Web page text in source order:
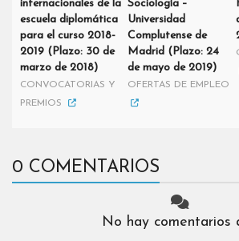
internacionales de la
escuela diplomática
para el curso 2018-
2019 (Plazo: 30 de
marzo de 2018)
CONVOCATORIAS Y
PREMIOS
Sociología –
Universidad
Complutense de
Madrid (Plazo: 24
de mayo de 2019)
OFERTAS DE EMPLEO
0 COMENTARIOS
No hay comentarios